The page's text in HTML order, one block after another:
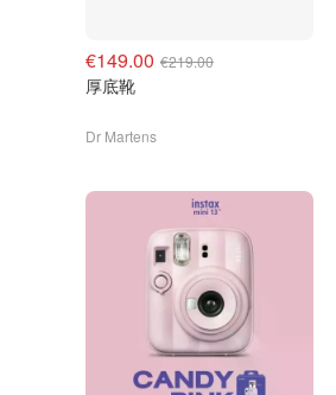
€149.00 €219.00
厚底靴
Dr Martens